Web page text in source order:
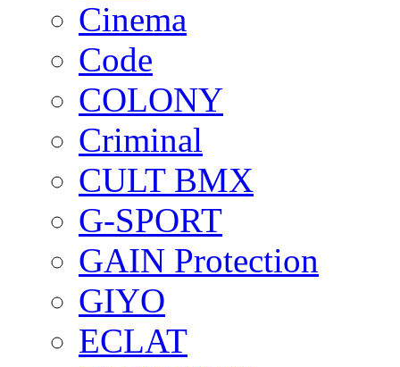
Cinema
Code
COLONY
Criminal
CULT BMX
G-SPORT
GAIN Protection
GIYO
ECLAT